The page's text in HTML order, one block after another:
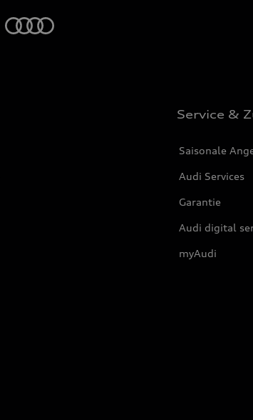
Service &
Saisonale
Audi Services
Garantie
Audi digital
myAudi